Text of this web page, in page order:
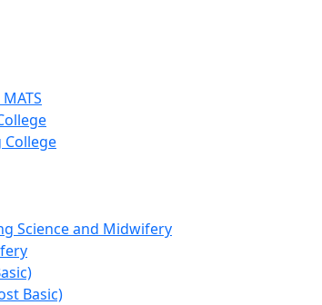
Science and Midwifery
Basic)